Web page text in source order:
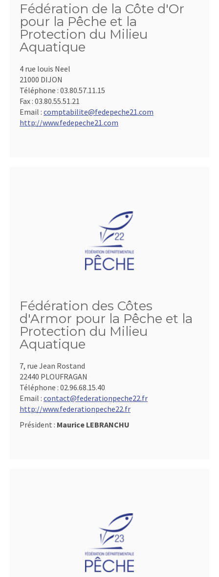
Fédération de la Côte d'Or
pour la Pêche et la
Protection du Milieu
Aquatique
4 rue louis Neel
21000 DIJON
Téléphone : 03.80.57.11.15
Fax : 03.80.55.51.21
Email : comptabilite@fedepeche21.com
http://www.fedepeche21.com
Fédération des Côtes
d'Armor pour la Pêche et la
Protection du Milieu
Aquatique
7, rue Jean Rostand
22440 PLOUFRAGAN
Téléphone : 02.96.68.15.40
Email : contact@federationpeche22.fr
http://www.federationpeche22.fr
Président : Maurice LEBRANCHU